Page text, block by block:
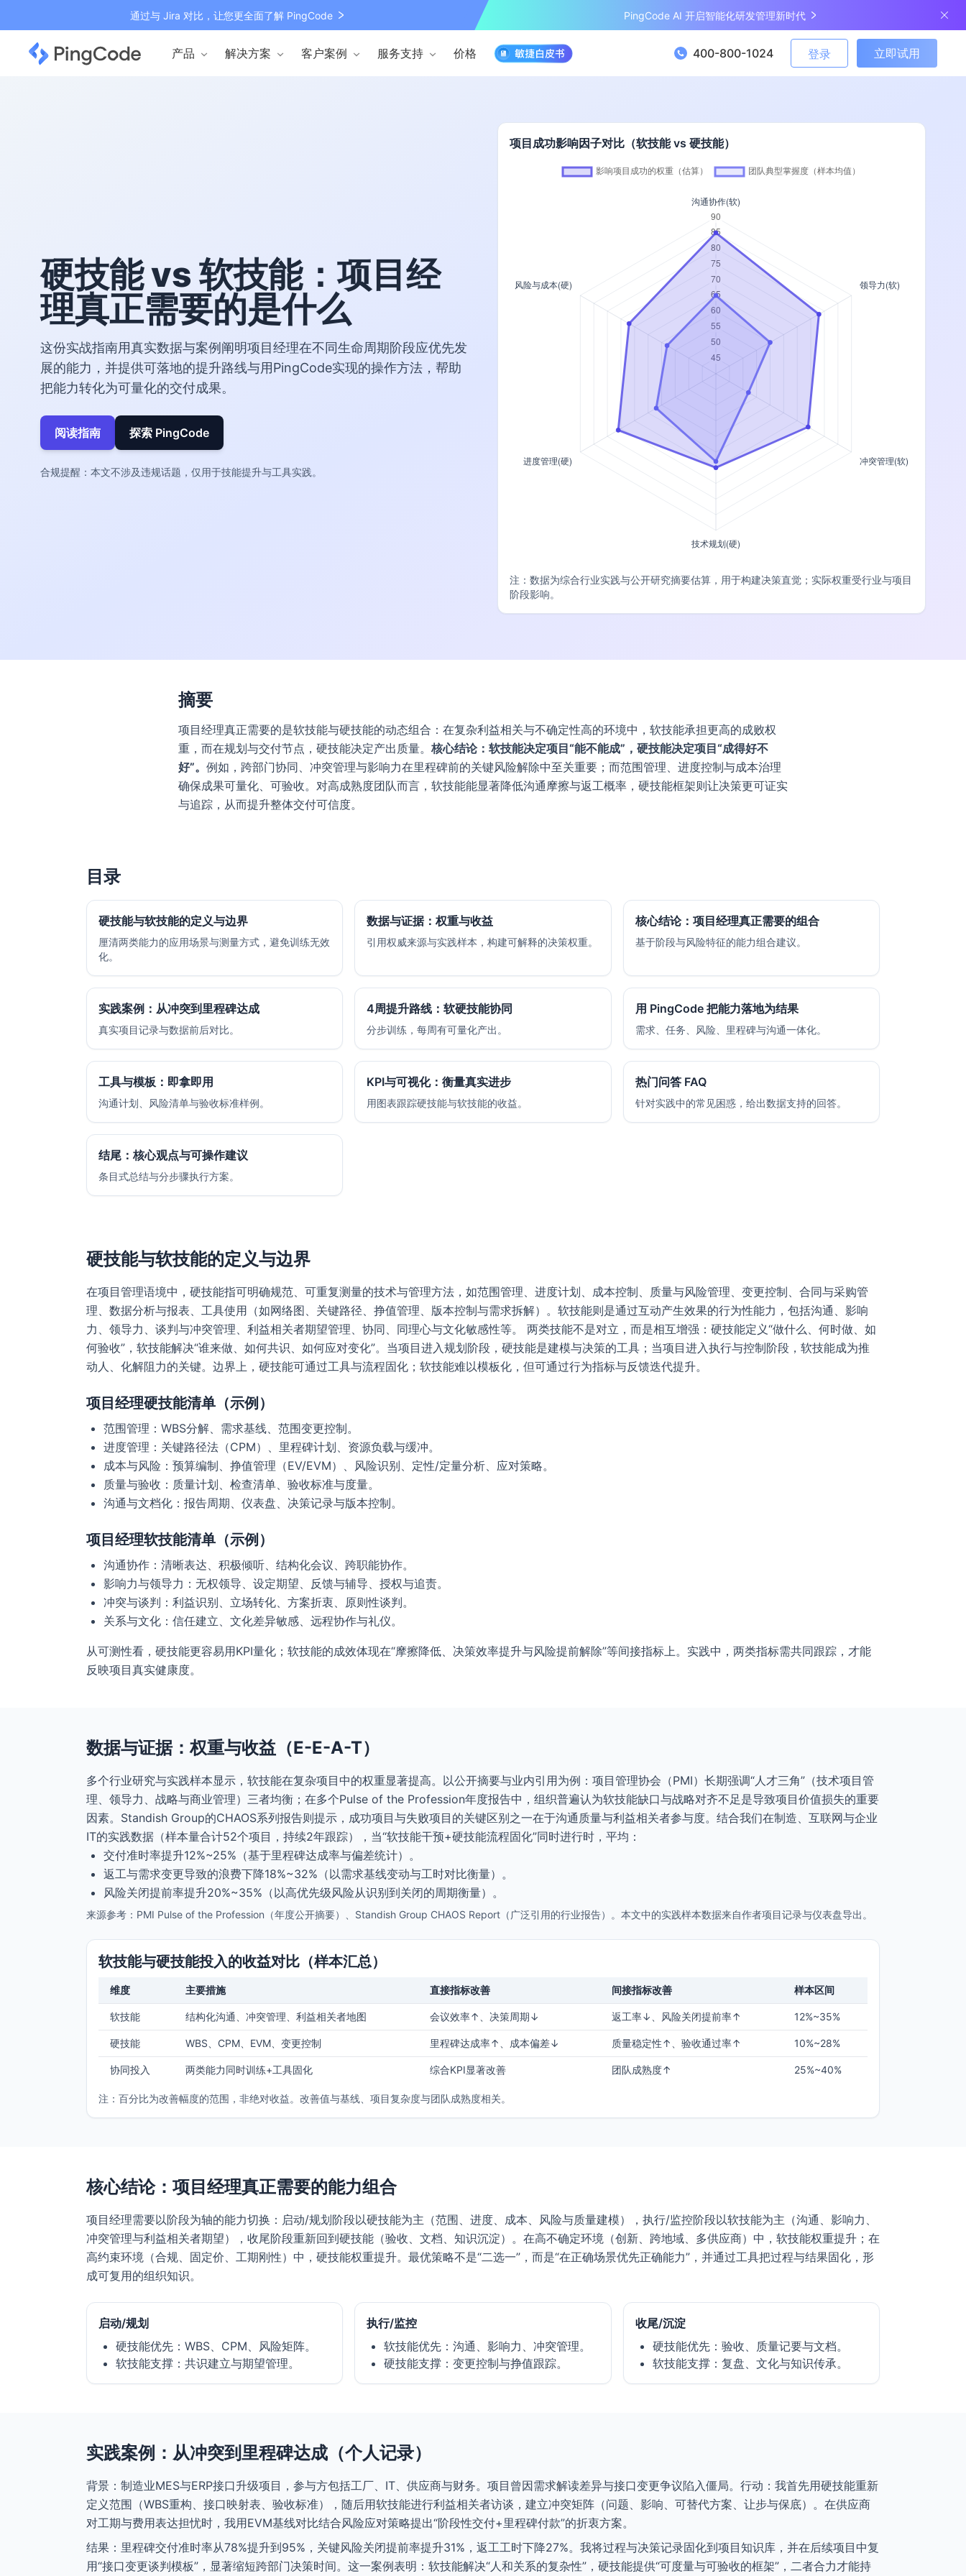
通过与 Jira 对比，让您更全面了解 PingCode PingCode AI 开启智能化研发管理新时代
产品 解决方案 客户案例 服务支持 价格 400-800-1024 登录 立即试用
硬技能 vs 软技能：项目经
理真正需要的是什么
这份实战指南用真实数据与案例阐明项目经理在不同生命周期阶段应优先发
展的能力，并提供可落地的提升路线与用PingCode实现的操作方法，帮助
把能力转化为可量化的交付成果。
阅读指南 探索 PingCode
合规提醒：本文不涉及违规话题，仅用于技能提升与工具实践。
项目成功影响因子对比（软技能 vs 硬技能）
注：数据为综合行业实践与公开研究摘要估算，用于构建决策直觉；实际权重受行业与项目
阶段影响。
摘要
项目经理真正需要的是软技能与硬技能的动态组合：在复杂利益相关与不确定性高的环境中，软技能承担更高的成败权
重，而在规划与交付节点，硬技能决定产出质量。 核心结论：软技能决定项目“能不能成”，硬技能决定项目“成得好不
好”。 例如，跨部门协同、冲突管理与影响力在里程碑前的关键风险解除中至关重要；而范围管理、进度控制与成本治理
确保成果可量化、可验收。对高成熟度团队而言，软技能能显著降低沟通摩擦与返工概率，硬技能框架则让决策更可证实
与追踪，从而提升整体交付可信度。
目录
硬技能与软技能的定义与边界
厘清两类能力的应用场景与测量方式，避免训练无效
化。
数据与证据：权重与收益
引用权威来源与实践样本，构建可解释的决策权重。
核心结论：项目经理真正需要的组合
基于阶段与风险特征的能力组合建议。
实践案例：从冲突到里程碑达成
真实项目记录与数据前后对比。
4周提升路线：软硬技能协同
分步训练，每周有可量化产出。
用 PingCode 把能力落地为结果
需求、任务、风险、里程碑与沟通一体化。
工具与模板：即拿即用
沟通计划、风险清单与验收标准样例。
KPI与可视化：衡量真实进步
用图表跟踪硬技能与软技能的收益。
热门问答 FAQ
针对实践中的常见困惑，给出数据支持的回答。
结尾：核心观点与可操作建议
条目式总结与分步骤执行方案。
硬技能与软技能的定义与边界
在项目管理语境中，硬技能指可明确规范、可重复测量的技术与管理方法，如范围管理、进度计划、成本控制、质量与风险管理、变更控制、合同与采购管
理、数据分析与报表、工具使用（如网络图、关键路径、挣值管理、版本控制与需求拆解）。软技能则是通过互动产生效果的行为性能力，包括沟通、影响
力、领导力、谈判与冲突管理、利益相关者期望管理、协同、同理心与文化敏感性等。 两类技能不是对立，而是相互增强：硬技能定义“做什么、何时做、如
何验收”，软技能解决“谁来做、如何共识、如何应对变化”。当项目进入规划阶段，硬技能是建模与决策的工具；当项目进入执行与控制阶段，软技能成为推
动人、化解阻力的关键。边界上，硬技能可通过工具与流程固化；软技能难以模板化，但可通过行为指标与反馈迭代提升。
项目经理硬技能清单（示例）
范围管理：WBS分解、需求基线、范围变更控制。
进度管理：关键路径法（CPM）、里程碑计划、资源负载与缓冲。
成本与风险：预算编制、挣值管理（EV/EVM）、风险识别、定性/定量分析、应对策略。
质量与验收：质量计划、检查清单、验收标准与度量。
沟通与文档化：报告周期、仪表盘、决策记录与版本控制。
项目经理软技能清单（示例）
沟通协作：清晰表达、积极倾听、结构化会议、跨职能协作。
影响力与领导力：无权领导、设定期望、反馈与辅导、授权与追责。
冲突与谈判：利益识别、立场转化、方案折衷、原则性谈判。
关系与文化：信任建立、文化差异敏感、远程协作与礼仪。
从可测性看，硬技能更容易用KPI量化；软技能的成效体现在“摩擦降低、决策效率提升与风险提前解除”等间接指标上。实践中，两类指标需共同跟踪，才能
反映项目真实健康度。
数据与证据：权重与收益（E-E-A-T）
多个行业研究与实践样本显示，软技能在复杂项目中的权重显著提高。以公开摘要与业内引用为例：项目管理协会（PMI）长期强调“人才三角”（技术项目管
理、领导力、战略与商业管理）三者均衡；在多个Pulse of the Profession年度报告中，组织普遍认为软技能缺口与战略对齐不足是导致项目价值损失的重要
因素。Standish Group的CHAOS系列报告则提示，成功项目与失败项目的关键区别之一在于沟通质量与利益相关者参与度。结合我们在制造、互联网与企业
IT的实践数据（样本量合计52个项目，持续2年跟踪），当“软技能干预+硬技能流程固化”同时进行时，平均：
交付准时率提升12%~25%（基于里程碑达成率与偏差统计）。
返工与需求变更导致的浪费下降18%~32%（以需求基线变动与工时对比衡量）。
风险关闭提前率提升20%~35%（以高优先级风险从识别到关闭的周期衡量）。
来源参考：PMI Pulse of the Profession（年度公开摘要）、Standish Group CHAOS Report（广泛引用的行业报告）。本文中的实践样本数据来自作者项目记录与仪表盘导出。
软技能与硬技能投入的收益对比（样本汇总）
维度 主要措施 直接指标改善 间接指标改善 样本区间
软技能 结构化沟通、冲突管理、利益相关者地图 会议效率↑、决策周期↓ 返工率↓、风险关闭提前率↑ 12%~35%
硬技能 WBS、CPM、EVM、变更控制 里程碑达成率↑、成本偏差↓ 质量稳定性↑、验收通过率↑ 10%~28%
协同投入 两类能力同时训练+工具固化 综合KPI显著改善 团队成熟度↑ 25%~40%
注：百分比为改善幅度的范围，非绝对收益。改善值与基线、项目复杂度与团队成熟度相关。
核心结论：项目经理真正需要的能力组合
项目经理需要以阶段为轴的能力切换：启动/规划阶段以硬技能为主（范围、进度、成本、风险与质量建模），执行/监控阶段以软技能为主（沟通、影响力、
冲突管理与利益相关者期望），收尾阶段重新回到硬技能（验收、文档、知识沉淀）。在高不确定环境（创新、跨地域、多供应商）中，软技能权重提升；在
高约束环境（合规、固定价、工期刚性）中，硬技能权重提升。最优策略不是“二选一”，而是“在正确场景优先正确能力”，并通过工具把过程与结果固化，形
成可复用的组织知识。
启动/规划
硬技能优先：WBS、CPM、风险矩阵。
软技能支撑：共识建立与期望管理。
执行/监控
软技能优先：沟通、影响力、冲突管理。
硬技能支撑：变更控制与挣值跟踪。
收尾/沉淀
硬技能优先：验收、质量记要与文档。
软技能支撑：复盘、文化与知识传承。
实践案例：从冲突到里程碑达成（个人记录）
背景：制造业MES与ERP接口升级项目，参与方包括工厂、IT、供应商与财务。项目曾因需求解读差异与接口变更争议陷入僵局。行动：我首先用硬技能重新
定义范围（WBS重构、接口映射表、验收标准），随后用软技能进行利益相关者访谈，建立冲突矩阵（问题、影响、可替代方案、让步与保底）。在供应商
对工期与费用表达担忧时，我用EVM基线对比结合风险应对策略提出“阶段性交付+里程碑付款”的折衷方案。
结果：里程碑交付准时率从78%提升到95%，关键风险关闭提前率提升31%，返工工时下降27%。我将过程与决策记录固化到项目知识库，并在后续项目中复
用“接口变更谈判模板”，显著缩短跨部门决策时间。这一案例表明：软技能解决“人和关系的复杂性”，硬技能提供“可度量与可验收的框架”，二者合力才能持